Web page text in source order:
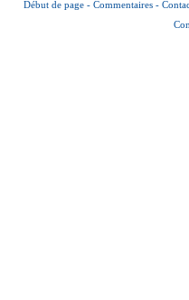
Début de page - Commentaires -